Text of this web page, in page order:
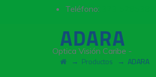
Teléfono:
Optica Visión Caribe -
ADARA
→ Productos → ADARA